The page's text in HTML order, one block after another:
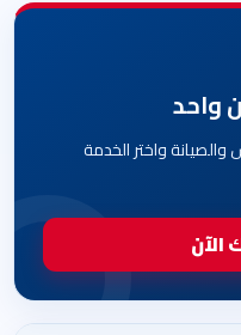
واحد
واختر الخدمة